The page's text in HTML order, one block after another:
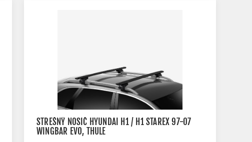
STREŠNÝ NOSIČ HYUNDAI H1 / H1 STAREX 97-07
WINGBAR EVO, THULE